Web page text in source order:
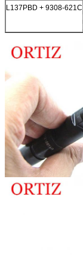
L137PBD + 9308-621C